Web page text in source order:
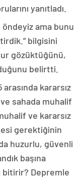
yanıtladı.
ama bunu
bilgisini
gözüktüğünü,
belirtti.
kararsız
sahada muhalif
ve kararsız
gerektiğinin
huzurlu, güvenli
başına
Depremle